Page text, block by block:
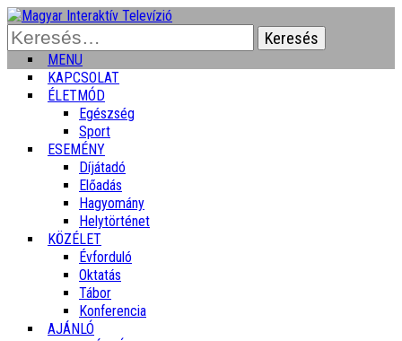
Keresés:
MENU
KAPCSOLAT
ÉLETMÓD
Egészség
Sport
ESEMÉNY
Díjátadó
Előadás
Hagyomány
Helytörténet
KÖZÉLET
Évforduló
Oktatás
Tábor
Konferencia
AJÁNLÓ